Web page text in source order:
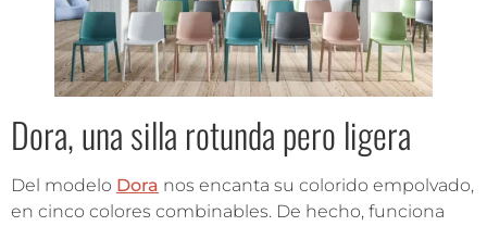
Dora, una silla rotunda pero ligera
Del modelo Dora nos encanta su colorido empolvado,
en cinco colores combinables. De hecho, funciona